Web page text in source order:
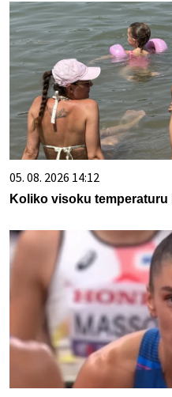
05. 08. 2026 14:12
Koliko visoku